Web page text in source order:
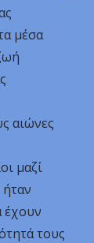
μέσα
αιώνες
μαζί
έχουν
τους